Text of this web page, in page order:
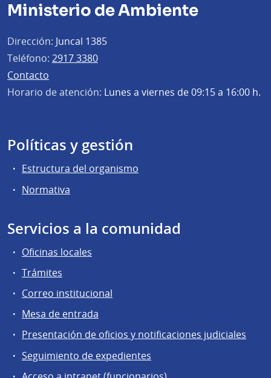
Ministerio de Ambiente
Dirección: Juncal 1385
Teléfono: 2917 3380
Contacto
Horario de atención: Lunes a viernes de 09:15 a 16:00 h.
Políticas y gestión
Estructura del organismo
Normativa
Servicios a la comunidad
Oficinas locales
Trámites
Correo institucional
Mesa de entrada
Presentación de oficios y notificaciones judiciales
Seguimiento de expedientes